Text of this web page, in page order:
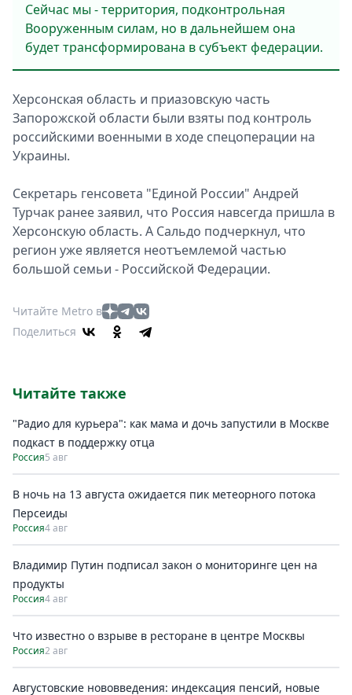
Сейчас мы - территория, подконтрольная
Вооруженным силам, но в дальнейшем она
будет трансформирована в субъект федерации.
Херсонская область и приазовскую часть
Запорожской области были взяты под контроль
российскими военными в ходе спецоперации на
Украины.
Секретарь генсовета "Единой России" Андрей
Турчак ранее заявил, что Россия навсегда пришла в
Херсонскую область. А Сальдо подчеркнул, что
регион уже является неотъемлемой частью
большой семьи - Российской Федерации.
Читайте Metro в
Поделиться
Читайте также
"Радио для курьера": как мама и дочь запустили в Москве
подкаст в поддержку отца
Россия5 авг
В ночь на 13 августа ожидается пик метеорного потока
Персеиды
Россия4 авг
Владимир Путин подписал закон о мониторинге цен на
продукты
Россия4 авг
Что известно о взрыве в ресторане в центре Москвы
Россия2 авг
Августовские нововведения: индексация пенсий, новые